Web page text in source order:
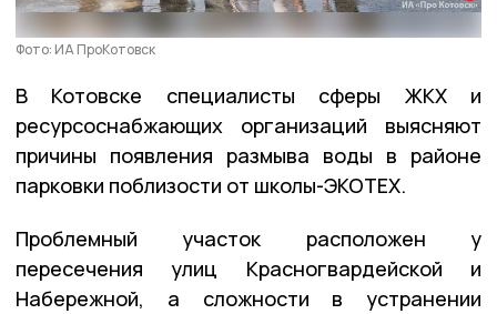
Фото: ИА ПроКотовск
В Котовске специалисты сферы ЖКХ и
ресурсоснабжающих организаций выясняют
причины появления размыва воды в районе
парковки поблизости от школы-ЭКОТЕХ.
Проблемный участок расположен у
пересечения улиц Красногвардейской и
Набережной, а сложности в устранении